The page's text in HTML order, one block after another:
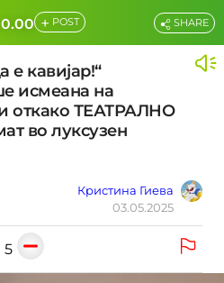
+ POST
е кавијар!“
исмеана на
откако ТЕАТРАЛНО
во луксузен
Кристина Гиева
03.05.2025
SHARE
5